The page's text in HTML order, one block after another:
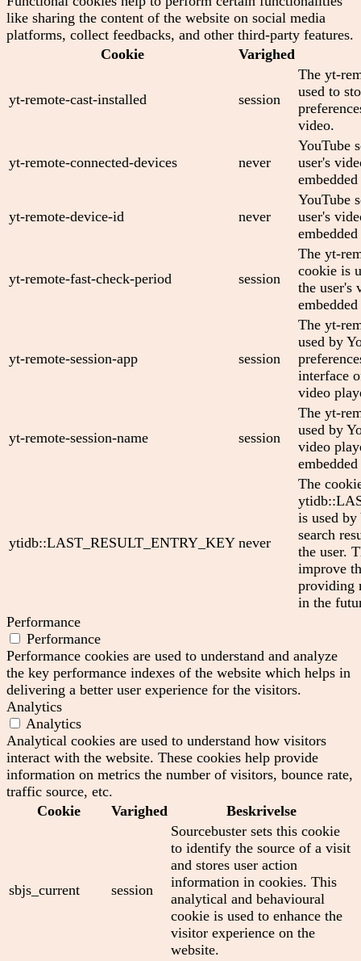
like sharing the content of the website on social media
platforms, collect feedbacks, and other third-party features.
Cookie
Varighed
yt-remote-cast-installed session
The yt-
used to
video.
yt-remote-connected-devices never
YouTube
user's
yt-remote-device-id never
YouTube
user's
yt-remote-fast-check-period session
The yt-
cookie is
the user's
yt-remote-session-app session
The yt-
used by
interface
video
yt-remote-session-name session
The yt-
used by
video
ytidb::LAST_RESULT_ENTRY_KEY never
The
is used by
search
the user.
improve
providing
in the
Performance
Performance
Performance cookies are used to understand and analyze
the key performance indexes of the website which helps in
delivering a better user experience for the visitors.
Analytics
Analytics
Analytical cookies are used to understand how visitors
interact with the website. These cookies help provide
information on metrics the number of visitors, bounce rate,
traffic source, etc.
Cookie
Varighed Beskrivelse
sbjs_current session
Sourcebuster sets this cookie
to identify the source of a visit
and stores user action
information in cookies. This
analytical and behavioural
cookie is used to enhance the
visitor experience on the
website.